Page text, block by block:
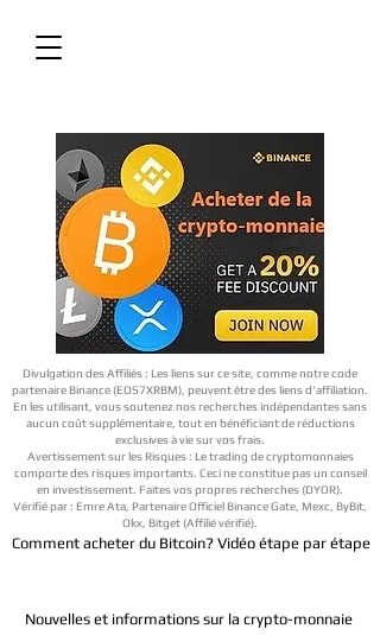
Comment acheter du Bitcoin? Vidéo étape par étape
Nouvelles et informations sur la crypto-monnaie
Divulgation des Affiliés : Les liens sur ce site, comme notre code
partenaire Binance (EOS7XRBM), peuvent être des liens d'affiliation.
En les utilisant, vous soutenez nos recherches indépendantes sans
aucun coût supplémentaire, tout en bénéficiant de réductions
exclusives à vie sur vos frais.
Avertissement sur les Risques : Le trading de cryptomonnaies
comporte des risques importants. Ceci ne constitue pas un conseil
en investissement. Faites vos propres recherches (DYOR).
Vérifié par : Emre Ata, Partenaire Officiel Binance Gate, Mexc, ByBit,
Okx, Bitget (Affilié vérifié).